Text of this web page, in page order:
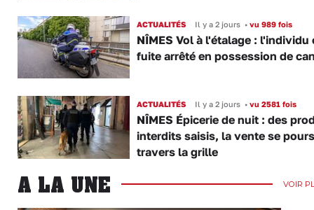
ACTUALITÉS Il y a 2 jours •vu 989 fois
NÎMES Vol à l'étalage : l'individu
fuite arrêté en possession de
ACTUALITÉS Il y a 2 jours •vu 2581 fois
NÎMES Épicerie de nuit : des
interdits saisis, la vente se
travers la grille
A LA UNE VOIR